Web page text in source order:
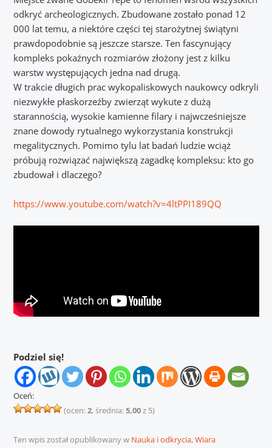
odkryć archeologicznych. Zbudowane zostało ponad 12
000 lat temu, a niektóre części tej starożytnej świątyni
prawdopodobnie są jeszcze starsze. Ten fascynujący
kompleks pokaźnych rozmiarów złożony jest z kilku
warstw występujących jedna nad drugą.
W trakcie długich prac wykopaliskowych naukowcy odkryli
niezwykłe płaskorzeźby zwierząt wykute z dużą
starannością, wysokie kamienne filary i najwcześniejsze
znane dowody rytualnego wykorzystania konstrukcji
megalitycznych. Pomimo tylu lat badań ludzie wciąż
próbują rozwiązać największą zagadkę kompleksu: kto go
zbudował i dlaczego?
https://www.youtube.com/watch?v=4ltPPI189QQ
Podziel się!
Oceń:
(ocen:2, średnia:5,00z 5)
Ten wpis został opublikowany w Nauka i odkrycia,Wiara